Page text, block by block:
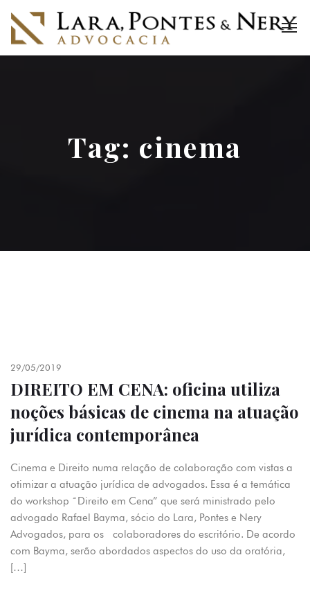
Tag: cinema
29/05/2019
DIREITO EM CENA: oficina utiliza
noções básicas de cinema na atuação
jurídica contemporânea
Cinema e Direito numa relação de colaboração com vistas a
otimizar a atuação jurídica de advogados. Essa é a temática
do workshop ˜Direito em Cena” que será ministrado pelo
advogado Rafael Bayma, sócio do Lara, Pontes e Nery
Advogados, para os colaboradores do escritório. De acordo
com Bayma, serão abordados aspectos do uso da oratória,
[…]